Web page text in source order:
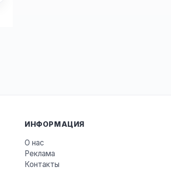
ИНФОРМАЦИЯ
О нас
Реклама
Контакты